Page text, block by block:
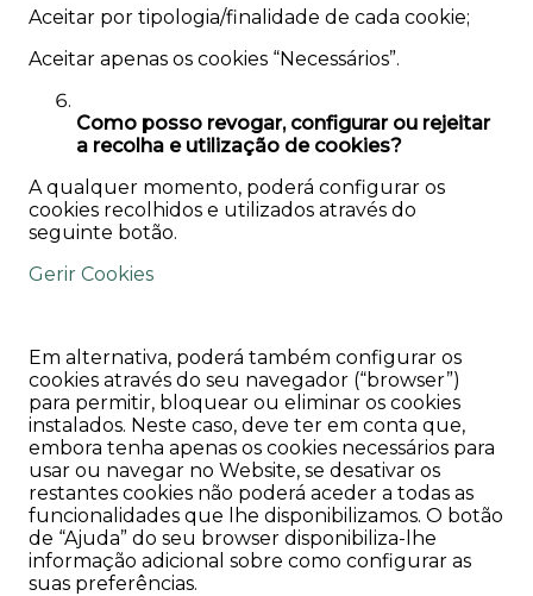
Aceitar por tipologia/finalidade de cada cookie;
Aceitar apenas os cookies “Necessários”.
Como posso revogar, configurar ou rejeitar
a recolha e utilização de cookies?
A qualquer momento, poderá configurar os
cookies recolhidos e utilizados através do
seguinte botão.
Gerir Cookies
Em alternativa, poderá também configurar os
cookies através do seu navegador (“browser”)
para permitir, bloquear ou eliminar os cookies
instalados. Neste caso, deve ter em conta que,
embora tenha apenas os cookies necessários para
usar ou navegar no Website, se desativar os
restantes cookies não poderá aceder a todas as
funcionalidades que lhe disponibilizamos. O botão
de “Ajuda” do seu browser disponibiliza-lhe
informação adicional sobre como configurar as
suas preferências.